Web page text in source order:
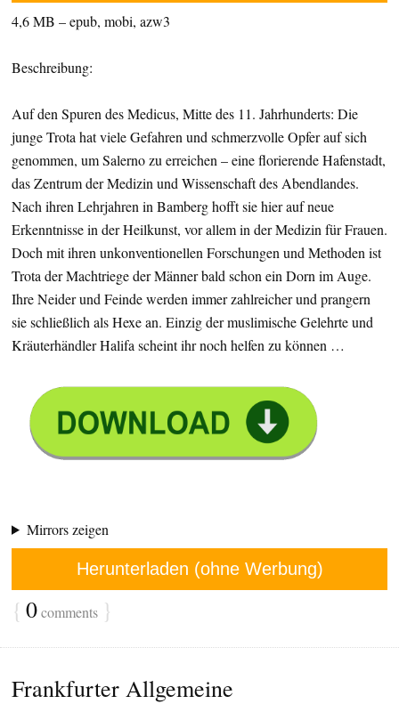
4,6 MB – epub, mobi, azw3
Beschreibung:
Auf den Spuren des Medicus, Mitte des 11. Jahrhunderts: Die
junge Trota hat viele Gefahren und schmerzvolle Opfer auf sich
genommen, um Salerno zu erreichen – eine florierende Hafenstadt,
das Zentrum der Medizin und Wissenschaft des Abendlandes.
Nach ihren Lehrjahren in Bamberg hofft sie hier auf neue
Erkenntnisse in der Heilkunst, vor allem in der Medizin für Frauen.
Doch mit ihren unkonventionellen Forschungen und Methoden ist
Trota der Machtriege der Männer bald schon ein Dorn im Auge.
Ihre Neider und Feinde werden immer zahlreicher und prangern
sie schließlich als Hexe an. Einzig der muslimische Gelehrte und
Kräuterhändler Halifa scheint ihr noch helfen zu können …
Mirrors zeigen
Herunterladen (ohne Werbung)
{ 0comments }
Frankfurter Allgemeine